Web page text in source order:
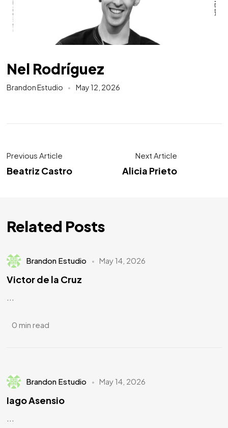
Nel Rodríguez
Brandon Estudio May 12, 2026
Previous Article
Beatriz Castro
Next Article
Alicia Prieto
Related Posts
Brandon Estudio May 14, 2026
Victor de la Cruz
...
0 min read
Brandon Estudio May 14, 2026
Iago Asensio
...